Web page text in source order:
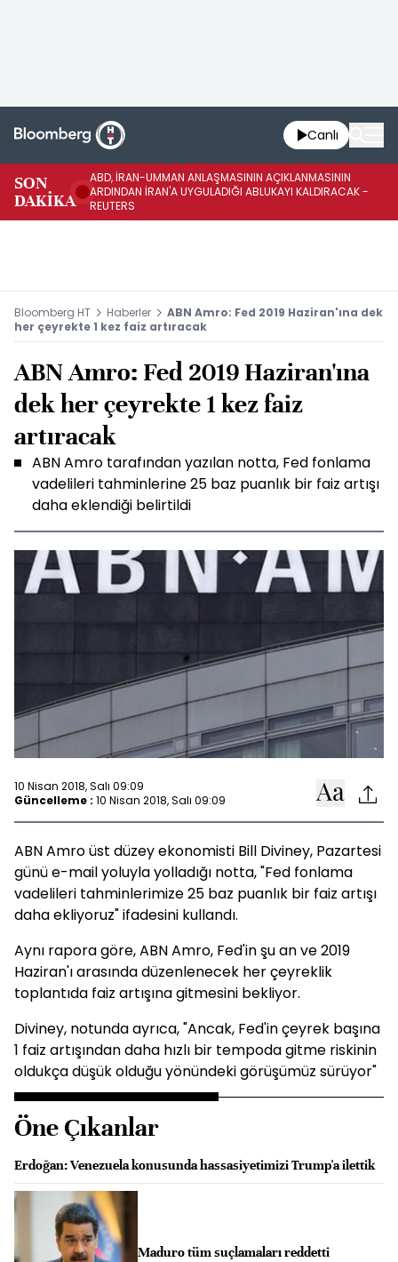
Canlı
SON
DAKİKA
ABD, İRAN-UMMAN ANLAŞMASININ AÇIKLANMASININ
ARDINDAN İRAN'A UYGULADIĞI ABLUKAYI KALDIRACAK -
REUTERS
Bloomberg HT Haberler
ABN Amro: Fed 2019 Haziran'ına dek
her çeyrekte 1 kez faiz artıracak
ABN Amro: Fed 2019 Haziran'ına
dek her çeyrekte 1 kez faiz
artıracak
ABN Amro tarafından yazılan notta, Fed fonlama
vadelileri tahminlerine 25 baz puanlık bir faiz artışı
daha eklendiği belirtildi
10 Nisan 2018, Salı 09:09
Güncelleme : 10 Nisan 2018, Salı 09:09
ABN Amro üst düzey ekonomisti Bill Diviney, Pazartesi
günü e-mail yoluyla yolladığı notta, "Fed fonlama
vadelileri tahminlerimize 25 baz puanlık bir faiz artışı
daha ekliyoruz" ifadesini kullandı.
Aynı rapora göre, ABN Amro, Fed'in şu an ve 2019
Haziran'ı arasında düzenlenecek her çeyreklik
toplantıda faiz artışına gitmesini bekliyor.
Diviney, notunda ayrıca, "Ancak, Fed'in çeyrek başına
1 faiz artışından daha hızlı bir tempoda gitme riskinin
oldukça düşük olduğu yönündeki görüşümüz sürüyor"
Öne Çıkanlar
Erdoğan: Venezuela konusunda hassasiyetimizi Trump'a ilettik
Maduro tüm suçlamaları reddetti